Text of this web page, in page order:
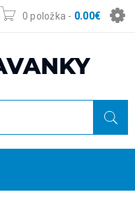
0 položka - 0.00€